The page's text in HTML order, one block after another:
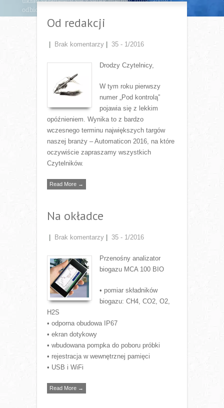
Od redakcji
Brak komentarzy 35 - 1/2016
Drodzy Czytelnicy,
W tym roku pierwszy
numer „Pod kontrolą”
pojawia się z lekkim
opóźnieniem. Wynika to z bardzo
wczesnego terminu największych targów
naszej branży – Automaticon 2016, na które
oczywiście zapraszamy wszystkich
Czytelników.
Read More →
Na okładce
Brak komentarzy 35 - 1/2016
Przenośny analizator
biogazu MCA 100 BIO
• pomiar składników
biogazu: CH4, CO2, O2,
H2S
• odporna obudowa IP67
• ekran dotykowy
• wbudowana pompka do poboru próbki
• rejestracja w wewnętrznej pamięci
• USB i WiFi
Read More →